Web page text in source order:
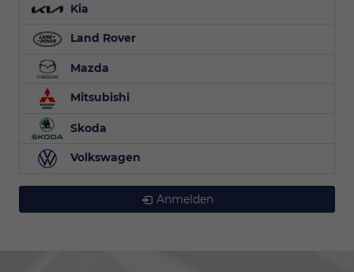
Kia
Land Rover
Mazda
Mitsubishi
Skoda
Volkswagen
Anmelden